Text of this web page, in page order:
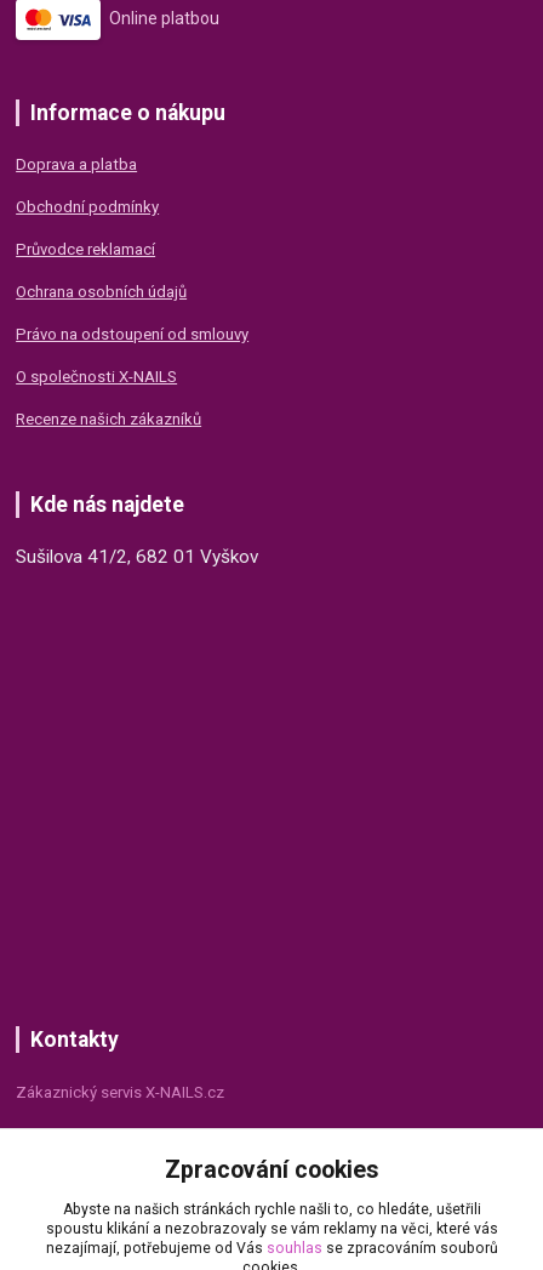
Online platbou
Informace o nákupu
Doprava a platba
Obchodní podmínky
Průvodce reklamací
Ochrana osobních údajů
Právo na odstoupení od smlouvy
O společnosti X-NAILS
Recenze našich zákazníků
Kde nás najdete
Sušilova 41/2, 682 01 Vyškov
Kontakty
Zákaznický servis X-NAILS.cz
+420 735 055 075
info@x-nails.cz
Zpracování cookies
Abyste na našich stránkách rychle našli to, co hledáte, ušetřili
spoustu klikání a nezobrazovaly se vám reklamy na věci, které vás
nezajímají, potřebujeme od Vás souhlas se zpracováním souborů